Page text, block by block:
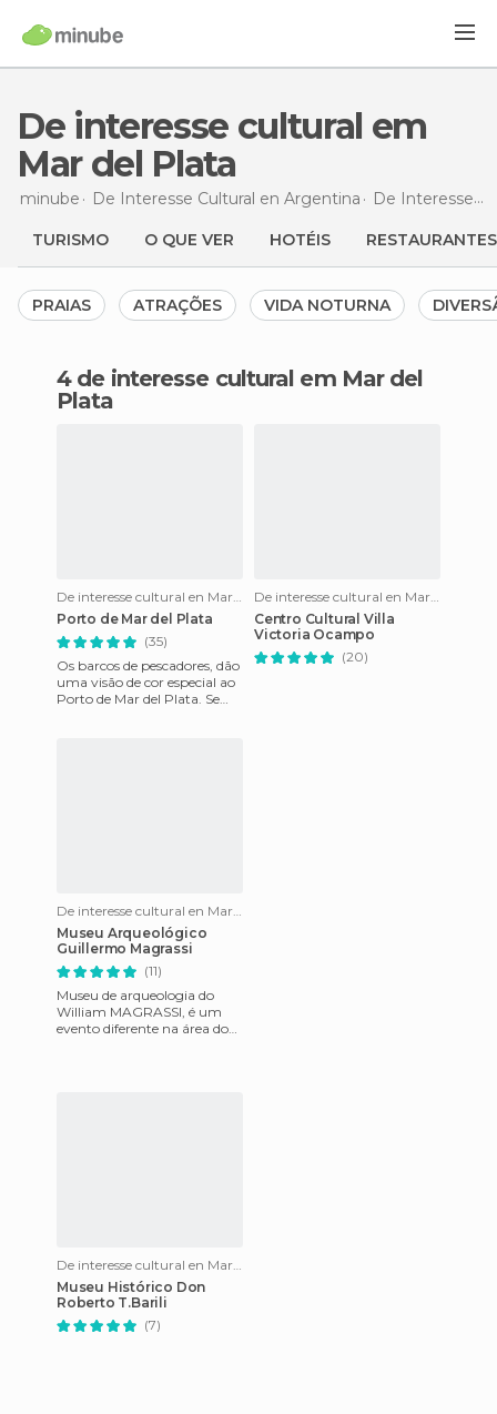
De interesse cultural em
Mar del Plata
minube De Interesse Cultural en Argentina De Interesse Cultural en
TURISMO O QUE VER HOTÉIS RESTAURANTES
PRAIAS ATRAÇÕES VIDA NOTURNA
4 de interesse cultural em Mar del
Plata
De interesse cultural en Mar del Plata
Porto de Mar del Plata
(35)
Os barcos de pescadores, dão
uma visão de cor especial ao
Porto de Mar del Plata. Se
De interesse cultural en Mar del Plata
Centro Cultural Villa
Victoria Ocampo
(20)
De interesse cultural en Mar del Plata
Museu Arqueológico
Guillermo Magrassi
(11)
Museu de arqueologia do
William MAGRASSI, é um
evento diferente na área do
De interesse cultural en Mar del Plata
Museu Histórico Don
Roberto T.Barili
(7)